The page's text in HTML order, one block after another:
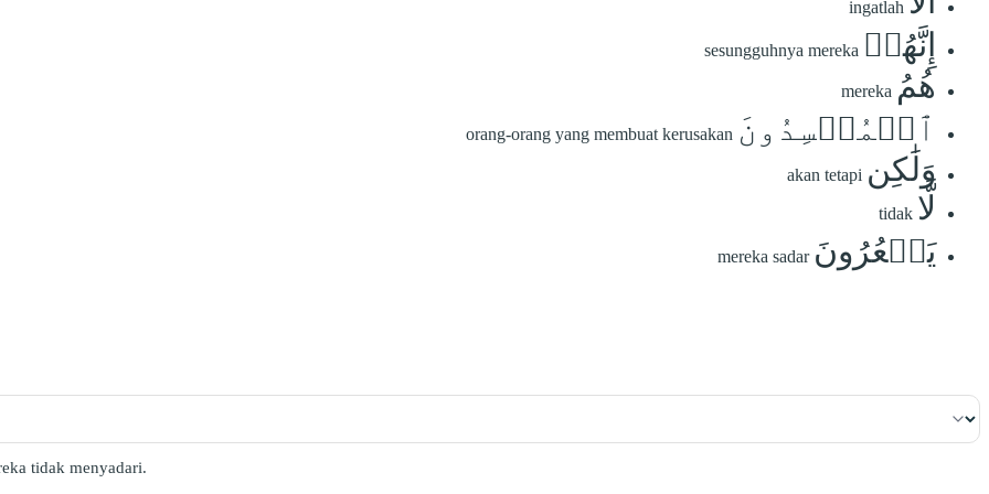
ingatlah
إِنَّهُمۡ sesungguhnya mereka
هُمُ mereka
ٱلۡمُفۡسِدُونَ orang-orang yang membuat kerusakan
وَلَٰكِن akan tetapi
لَّا tidak
يَشۡعُرُونَ mereka sadar
tidak menyadari.